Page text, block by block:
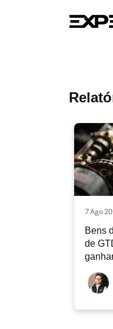
7 Ago
Bens
de